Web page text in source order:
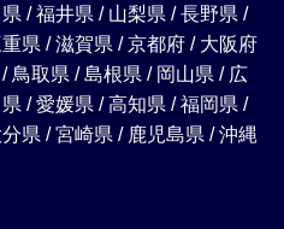
/ 福井県 / 山梨県 / 長野県 /
県 / 滋賀県 / 京都府 / 大阪府
鳥取県 / 島根県 / 岡山県 / 広
/ 愛媛県 / 高知県 / 福岡県 /
県 / 宮崎県 / 鹿児島県 / 沖縄